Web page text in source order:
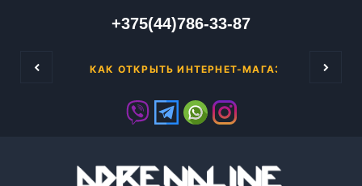
+375(44)786-33-87
уже говорилось ранее, чтобы заниматься
КАК ОТКРЫТЬ ИНТЕРНЕТ-МАГАЗИН С НУЛЯ